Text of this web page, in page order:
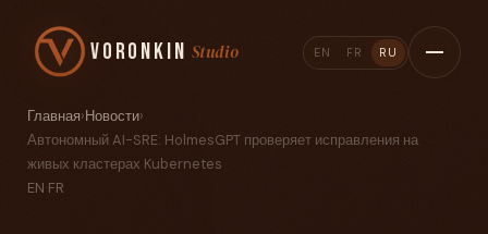
Voronkin Studio EN FR RU
Главная›Новости›
Автономный AI-SRE: HolmesGPT проверяет исправления на
живых кластерах Kubernetes
EN·FR